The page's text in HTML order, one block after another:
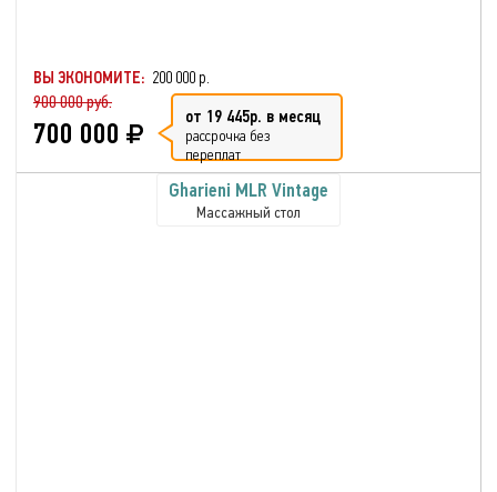
ВЫ ЭКОНОМИТЕ: 200 000 р.
900 000 руб.
700 000 от 19 445р. в месяц
рассрочка без
переплат
Gharieni MLR Vintage
Массажный стол